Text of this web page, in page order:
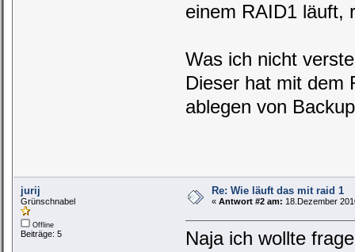
einem RAID1 läuft,
Was ich nicht
Dieser hat mit dem
ablegen von
jurij
Grünschnabel
Offline
Beiträge: 5
Re: Wie läuft das mit raid 1
« Antwort #2 am: 18.Dezember
Naja ich wollte